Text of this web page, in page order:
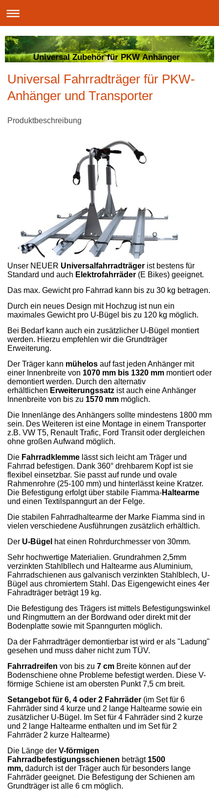
Universal Zubehör für PKW Anhänger
Universal Fahrradträger für PKW-
Anhänger und Transporter
Produktbeschreibung
Unser NEUER Universalfahrradträger ist bestens für
Standard und auch Elektrofahrräder (E Bikes) geeignet.
Das max. Gewicht pro Fahrrad kann bis zu 30 kg betragen.
Durch ein neues Design mit Hochzug ist nun ein
maximales Gewicht pro U-Bügel bis zu 120 kg möglich.
Bei Bedarf kann auch ein zusätzlicher U-Bügel montiert
werden. Hierzu empfehlen wir die Grundträger
Erweiterung.
Der Träger kann mühelos auf fast jeden Anhänger mit
einer Innenbreite von 1070 mm bis 1320 mm montiert oder
demontiert werden. Durch den alternativ
erhältlichen Erweiterungssatz ist auch eine Anhänger
Innenbreite von bis zu 1570 mm möglich.
Die Innenlänge des Anhängers sollte mindestens 1800 mm
sein. Des Weiteren ist eine Montage in einem Transporter
z.B. VW T5, Renault Trafic, Ford Transit oder dergleichen
ohne großen Aufwand möglich.
Die Fahrradklemme lässt sich leicht am Träger und
Fahrrad befestigen. Dank 360° drehbarem Kopf ist sie
flexibel einsetzbar. Sie passt auf runde und ovale
Rahmenrohre (25-100 mm) und hinterlässt keine Kratzer.
Die Befestigung erfolgt über stabile Fiamma-Haltearme
und einen Textilspanngurt an der Felge.
Die stabilen Fahrradhaltearme der Marke Fiamma sind in
vielen verschiedene Ausführungen zusätzlich erhältlich.
Der U-Bügel hat einen Rohrdurchmesser von 30mm.
Sehr hochwertige Materialien. Grundrahmen 2,5mm
verzinkten Stahlbllech und Haltearme aus Aluminium,
Fahrradschienen aus galvanisch verzinkten Stahlblech, U-
Bügel aus chromiertem Stahl. Das Eigengewicht eines 4er
Fahradträger beträgt 19 kg.
Die Befestigung des Trägers ist mittels Befestigungswinkel
und Ringmuttern an der Bordwand oder direkt mit der
Bodenplatte sowie mit Spanngurten möglich.
Da der Fahrradträger demontierbar ist wird er als "Ladung"
gesehen und muss daher nicht zum TÜV.
Fahrradreifen von bis zu 7 cm Breite können auf der
Bodenschiene ohne Probleme befestigt werden. Diese V-
förmige Schiene ist am obersten Punkt 7,5 cm breit.
Setangebot für 6, 4 oder 2 Fahrräder (im Set für 6
Fahrräder sind 4 kurze und 2 lange Haltearme sowie ein
zusätzlicher U-Bügel. Im Set für 4 Fahrräder sind 2 kurze
und 2 lange Haltearme enthalten und im Set für 2
Fahrräder 2 kurze Haltearme)
Die Länge der V-förmigen
Fahrradbefestigungsschienen beträgt 1500
mm, dadurch ist der Träger auch für besonders lange
Fahrräder geeignet. Die Befestigung der Schienen am
Grundträger ist alle 6 cm möglich.